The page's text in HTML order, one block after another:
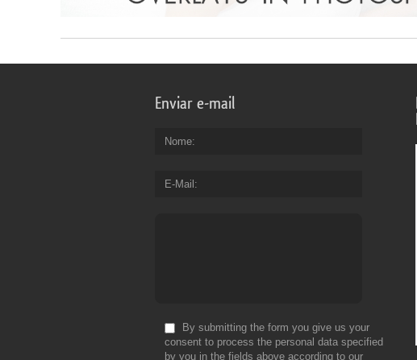
Enviar e-mail
Nome
E-Mail
By submitting the form you give us your
consent to process the personal data specified
by you in the fields above according to our